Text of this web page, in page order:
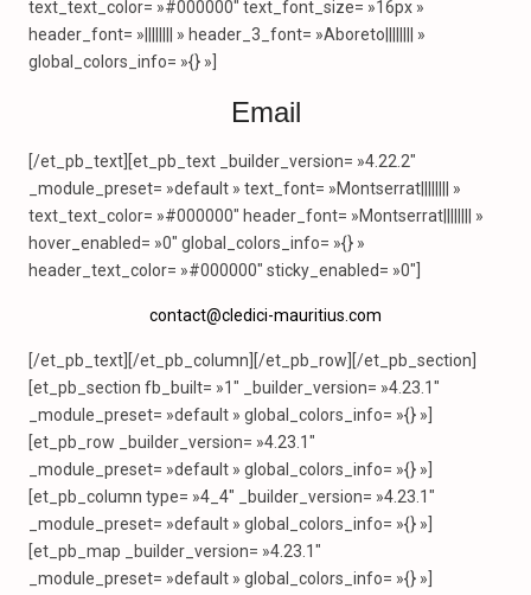
text_text_color= »#000000″ text_font_size= »16px »
header_font= »|||||||| » header_3_font= »Aboreto|||||||| »
global_colors_info= »{} »]
Email
[/et_pb_text][et_pb_text _builder_version= »4.22.2″
_module_preset= »default » text_font= »Montserrat|||||||| »
text_text_color= »#000000″ header_font= »Montserrat|||||||| »
hover_enabled= »0″ global_colors_info= »{} »
header_text_color= »#000000″ sticky_enabled= »0″]
contact@cledici-mauritius.com
[/et_pb_text][/et_pb_column][/et_pb_row][/et_pb_section]
[et_pb_section fb_built= »1″ _builder_version= »4.23.1″
_module_preset= »default » global_colors_info= »{} »]
[et_pb_row _builder_version= »4.23.1″
_module_preset= »default » global_colors_info= »{} »]
[et_pb_column type= »4_4″ _builder_version= »4.23.1″
_module_preset= »default » global_colors_info= »{} »]
[et_pb_map _builder_version= »4.23.1″
_module_preset= »default » global_colors_info= »{} »]